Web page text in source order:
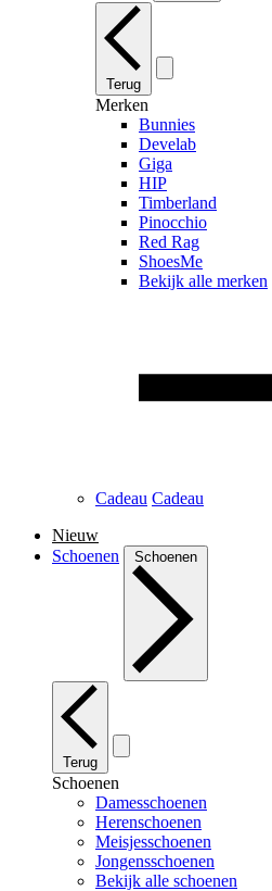
Terug
Merken
Bunnies
Develab
Giga
HIP
Timberland
Pinocchio
Red Rag
ShoesMe
Bekijk alle merken
Cadeau Cadeau
Nieuw
Schoenen
Schoenen
Terug
Schoenen
Damesschoenen
Herenschoenen
Meisjesschoenen
Jongensschoenen
Bekijk alle schoenen